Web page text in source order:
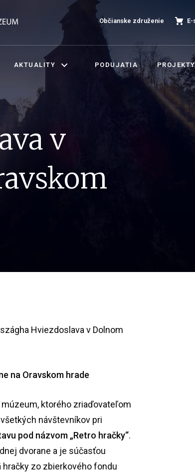
Občianske združenie E-
AKTUALITY PODUJATIA PROJEKTY
v
Hviezdoslava v Dolnom
na Oravskom hrade
múzeum, ktorého zriaďovateľom
návštevníkov pri
pod názvom „Retro hračky“.
dvorane a je súčasťou
zo zbierkového fondu